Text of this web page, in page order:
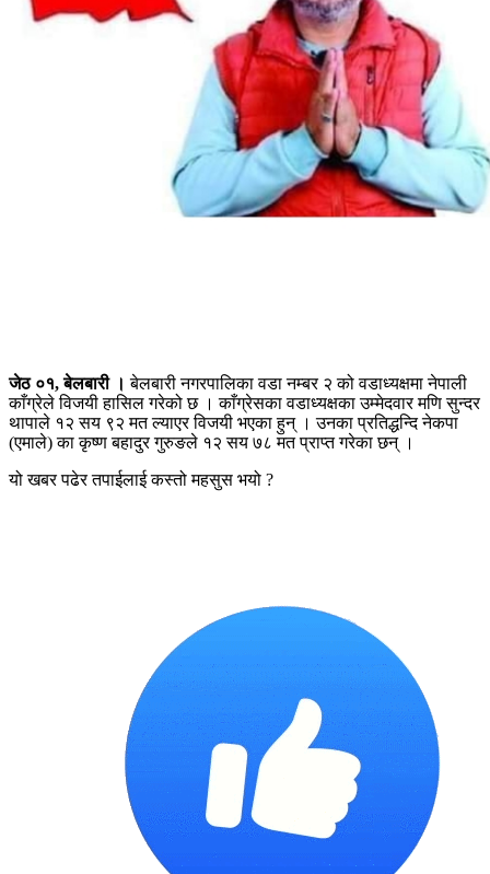
जेठ ०१, बेलबारी । बेलबारी नगरपालिका वडा नम्बर २ को वडाध्यक्षमा नेपाली
काँग्रेले विजयी हासिल गरेको छ । काँग्रेसका वडाध्यक्षका उम्मेदवार मणि सुन्दर
थापाले १२ सय ९२ मत ल्याएर विजयी भएका हुन् । उनका प्रतिद्धन्दि नेकपा
(एमाले) का कृष्ण बहादुर गुरुङले १२ सय ७८ मत प्राप्त गरेका छन् ।
यो खबर पढेर तपाईलाई कस्तो महसुस भयो ?